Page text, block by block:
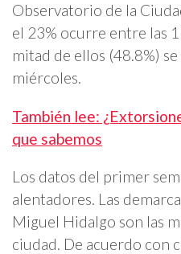
Observatorio de la
el 23% ocurre entre las
mitad de ellos (48.8%)
miércoles.
También lee:
que sabemos
Los datos del primer
alentadores. Las
Miguel Hidalgo son las
ciudad. De acuerdo con